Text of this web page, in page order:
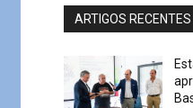
ARTIGOS RECENTES